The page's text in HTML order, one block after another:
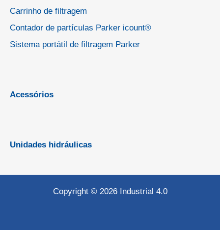
Carrinho de filtragem
Contador de partículas Parker icount®
Sistema portátil de filtragem Parker
Acessórios
Unidades hidráulicas
Copyright © 2026 Industrial 4.0